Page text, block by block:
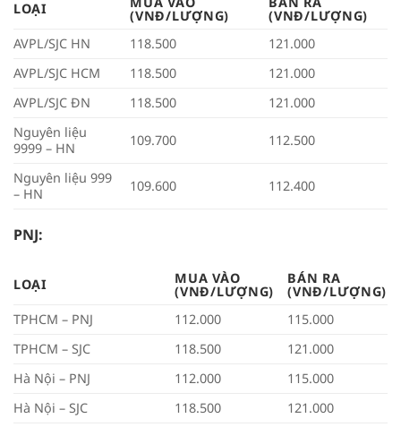
LOẠI (VNĐ/LƯỢNG)
(VNĐ/LƯỢNG)
AVPL/SJC HN
118.500
121.000
AVPL/SJC HCM
118.500
121.000
AVPL/SJC ĐN
118.500
121.000
Nguyên liệu
9999 – HN
109.700 112.500
Nguyên liệu 999
– HN
109.600 112.400
PNJ:
LOẠI MUA VÀO
(VNĐ/LƯỢNG)
BÁN RA
(VNĐ/LƯỢNG)
TPHCM – PNJ
112.000
115.000
TPHCM – SJC
118.500
121.000
Hà Nội – PNJ
112.000
115.000
Hà Nội – SJC
118.500
121.000